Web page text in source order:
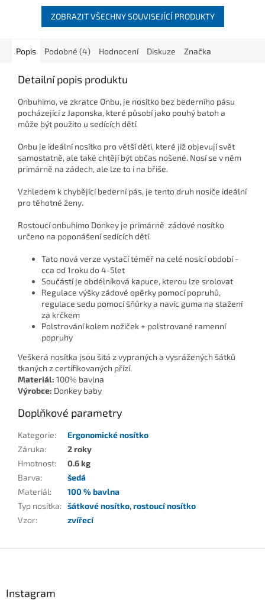
ZOBRAZIT VŠECHNY SOUVISEJÍCÍ PRODUKTY
Popis Podobné (4) Hodnocení Diskuze Značka
Detailní popis produktu
Onbuhimo, ve zkratce Onbu, je nosítko bez bederního pásu
pocházející z Japonska, které působí jako pouhý batoh a
může být použito u sedících dětí.
Onbu je ideální nosítko pro větší děti, které již objevují svět
samostatně, ale také chtějí být občas nošené. Nosí se v něm
primárně na zádech, ale lze to i na břiše.
Vzhledem k chybějící bederní pás, je tento druh nosiče ideální
pro těhotné ženy.
Rostoucí onbuhimo Donkey je primárně zádové nosítko
určeno na poponášení sedících dětí.
Tato nová verze vystačí téměř na celé nosící období -
cca od 1roku do 4-5let
Součástí je obdélníková kapuce, kterou lze srolovat
Regulace výšky zádové opěrky pomocí popruhů,
regulace sedu pomocí šňůrky a navíc guma na stažení
za krčkem
Polstrování kolem nožiček + polstrované ramenní
popruhy
Veškerá nosítka jsou šitá z vypraných a vysrážených šátků
tkaných z certifikovaných přízí.
Materiál: 100% bavlna
Výrobce: Donkey baby
Doplňkové parametry
Kategorie:
Ergonomické nosítko
Záruka:
2 roky
Hmotnost:
0.6 kg
Barva:
šedá
Materiál:
100 % bavlna
Typ nosítka: šátkové nosítko,rostoucí nosítko
Vzor: zvířecí
Instagram